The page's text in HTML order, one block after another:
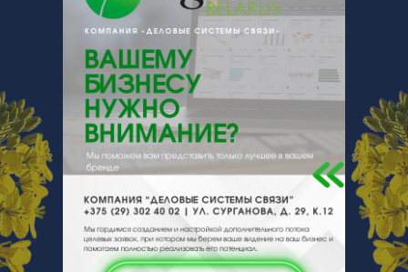
e-mail:a:2:{s:5:"VALUE";a:0:
{}s:11:"DESCRIPTION";a:0:{}}
220114, , , , Минск, Филимонова 53-
422
Отзывы Еще
Отзывы